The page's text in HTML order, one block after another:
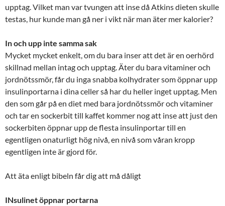
upptag. Vilket man var tvungen att inse då Atkins dieten skulle
testas, hur kunde man gå ner i vikt när man äter mer kalorier?
In och upp inte samma sak
Mycket mycket enkelt, om du bara inser att det är en oerhörd
skillnad mellan intag och upptag. Äter du bara vitaminer och
jordnötssmör, får du inga snabba kolhydrater som öppnar upp
insulinportarna i dina celler så har du heller inget upptag. Men
den som går på en diet med bara jordnötssmör och vitaminer
och tar en sockerbit till kaffet kommer nog att inse att just den
sockerbiten öppnar upp de flesta insulinportar till en
egentligen onaturligt hög nivå, en nivå som våran kropp
egentligen inte är gjord för.
Att äta enligt bibeln får dig att må dåligt
INsulinet öppnar portarna